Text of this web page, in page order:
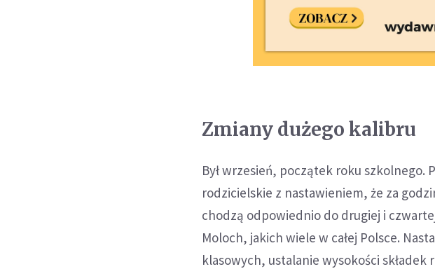
Zmiany dużego kalibru
Był wrzesień, początek roku szkolnego.
rodzicielskie z nastawieniem, że za
chodzą odpowiednio do drugiej i
Moloch, jakich wiele w całej Polsce.
klasowych, ustalanie wysokości składek